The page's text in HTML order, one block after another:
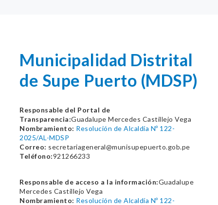
Municipalidad Distrital
de Supe Puerto (MDSP)
Responsable del Portal de
Transparencia:Guadalupe Mercedes Castillejo Vega
Nombramiento: Resolución de Alcaldía Nº 122-
2025/AL-MDSP
Correo: secretariageneral@munisupepuerto.gob.pe
Teléfono:921266233
Responsable de acceso a la información:Guadalupe
Mercedes Castillejo Vega
Nombramiento: Resolución de Alcaldía Nº 122-